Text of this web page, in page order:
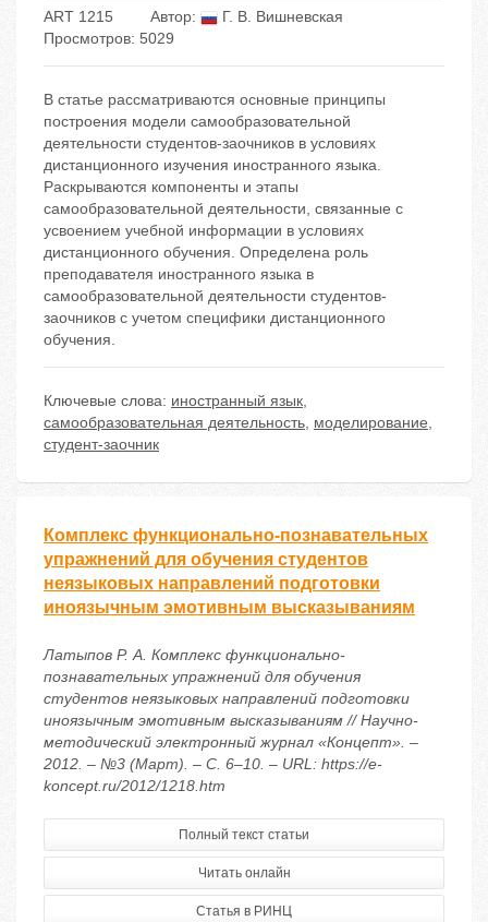
ART 1215 Автор:
Г. В. Вишневская
Просмотров: 5029
В статье рассматриваются основные принципы
построения модели самообразовательной
деятельности студентов-заочников в условиях
дистанционного изучения иностранного языка.
Раскрываются компоненты и этапы
самообразовательной деятельности, связанные с
усвоением учебной информации в условиях
дистанционного обучения. Определена роль
преподавателя иностранного языка в
самообразовательной деятельности студентов-
заочников с учетом специфики дистанционного
обучения.
Ключевые слова: иностранный язык,
самообразовательная деятельность, моделирование,
студент-заочник
Комплекс функционально-познавательных
упражнений для обучения студентов
неязыковых направлений подготовки
иноязычным эмотивным высказываниям
Латыпов Р. А. Комплекс функционально-
познавательных упражнений для обучения
студентов неязыковых направлений подготовки
иноязычным эмотивным высказываниям // Научно-
методический электронный журнал «Концепт». –
2012. – №3 (Март). – С. 6–10. – URL: https://e-
koncept.ru/2012/1218.htm
Полный текст статьи
Читать онлайн
Статья в РИНЦ